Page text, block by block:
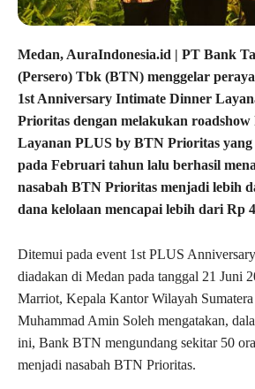
Medan, AuraIndonesia.id | PT Bank
(Persero) Tbk (BTN) menggelar
1st Anniversary Intimate Dinner
Prioritas dengan melakukan roadshow
Layanan PLUS by BTN Prioritas
pada Februari tahun lalu berhasil
nasabah BTN Prioritas menjadi lebih
dana kelolaan mencapai lebih dari Rp
Ditemui pada event 1st PLUS
diadakan di Medan pada tanggal 21 Juni
Marriot, Kepala Kantor Wilayah
Muhammad Amin Soleh mengatakan,
ini, Bank BTN mengundang sekitar 50
menjadi nasabah BTN Prioritas.